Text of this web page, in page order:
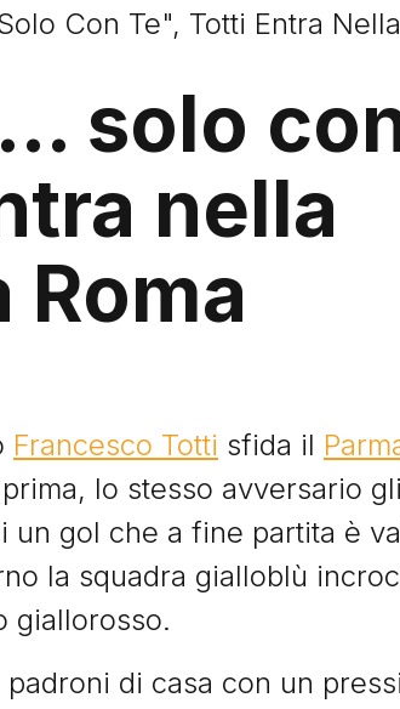
Con Te", Totti Entra
solo
nella
Francesco Totti sfida il
lo stesso avversario
un gol che a fine partita è
la squadra gialloblù
giallorosso.
di casa con un